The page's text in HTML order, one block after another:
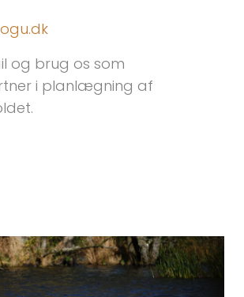
og brug os som
i planlægning af